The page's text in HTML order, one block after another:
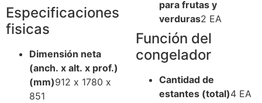
Especificaciones
fisicas
Dimensión neta
(anch. x alt. x prof.)
(mm)912 x 1780 x
851
para frutas y
verduras2 EA
Función del
congelador
Cantidad de
estantes (total)4 EA